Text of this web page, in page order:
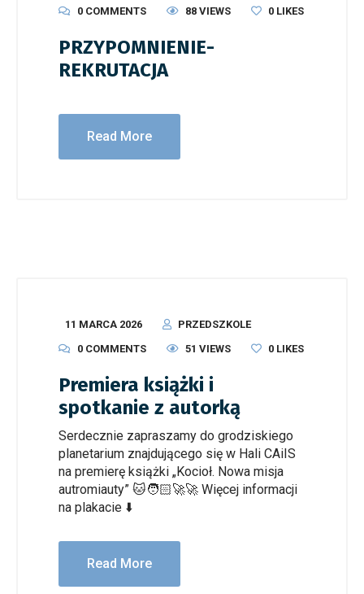
0 COMMENTS
88 VIEWS 0 LIKES
PRZYPOMNIENIE-
REKRUTACJA
Read More
11 MARCA 2026
PRZEDSZKOLE
0 COMMENTS
51 VIEWS 0 LIKES
Premiera książki i
spotkanie z autorką
Serdecznie zapraszamy do grodziskiego
planetarium znajdującego się w Hali CAiIS
na premierę książki „Kocioł. Nowa misja
autromiauty” 🐱🧑🏻‍🚀🚀 Więcej informacji
na plakacie ⬇️
Read More